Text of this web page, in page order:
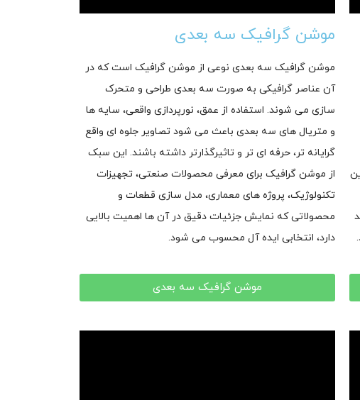
موشن گرافیک سه بعدی
موشن گرافیک سه بعدی نوعی از موشن گرافیک است که در
آن عناصر گرافیکی به صورت سه بعدی طراحی و متحرک
سازی می شوند. استفاده از عمق، نورپردازی واقعی، سایه ها
و متریال های سه بعدی باعث می شود تصاویر جلوه ای واقع
گرایانه تر، حرفه ای تر و تاثیرگذارتر داشته باشند. این سبک
از موشن گرافیک برای معرفی محصولات صنعتی، تجهیزات
تکنولوژیک، پروژه های معماری، مدل سازی قطعات و
محصولاتی که نمایش جزئیات دقیق در آن ها اهمیت بالایی
دارد، انتخابی ایده آل محسوب می شود.
موشن گرافیک سه بعدی